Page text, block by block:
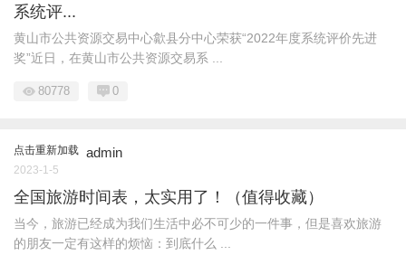
系统评...
黄山市公共资源交易中心歙县分中心荣获“2022年度系统评价先进
奖”近日，在黄山市公共资源交易系 ...
80778 0
点击重新加载 admin
2023-1-5
全国旅游时间表，太实用了！（值得收藏）
当今，旅游已经成为我们生活中必不可少的一件事，但是喜欢旅游
的朋友一定有这样的烦恼：到底什么 ...